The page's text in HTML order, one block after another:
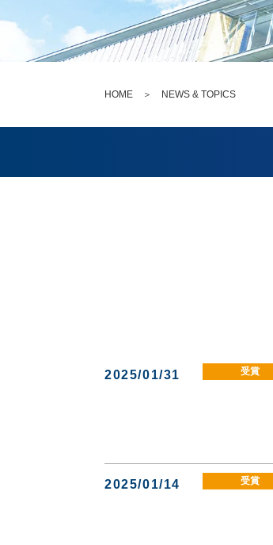
HOME ＞ NEWS & TOPICS
2025/01/31 受賞
2025/01/14 受賞